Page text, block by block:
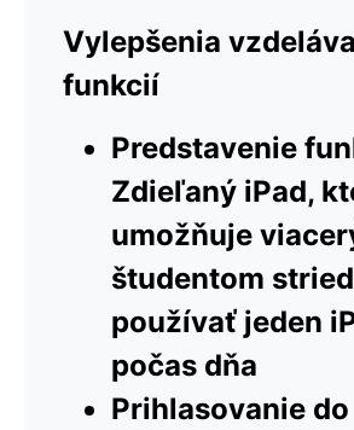
Vylepšenia
funkcií
Predstavenie
Zdieľaný iPad,
umožňuje
študentom
používať jeden
počas dňa
Prihlasovanie